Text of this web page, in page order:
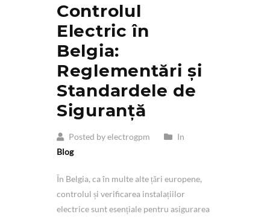
Controlul
Electric în
Belgia:
Reglementări și
Standardele de
Siguranță
Posted by electrogpm
In
Blog
În Belgia, ca în multe alte țări europene,
controlul și verificarea instalațiilor
electrice sunt esențiale pentru asigurarea